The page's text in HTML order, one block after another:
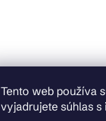
Tento web používa
vyjadrujete súhlas